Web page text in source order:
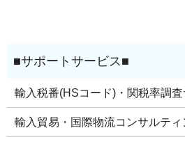
輸入税番(HSコード)・関税率調査
輸入貿易・国際物流コンサルティ